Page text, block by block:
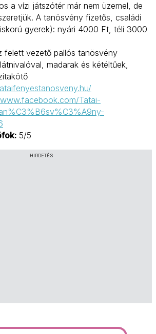
a vízi játszótér már nem üzemel, de
A tanösvény fizetős, családi
gyerek): nyári 4000 Ft, téli 3000
felett vezető pallós tanösvény
madarak és kétéltűek,
Tatai-
5/5
HIRDETÉS